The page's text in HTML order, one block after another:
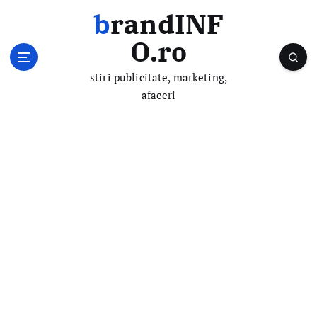
brandINF
O.ro
stiri publicitate, marketing,
afaceri